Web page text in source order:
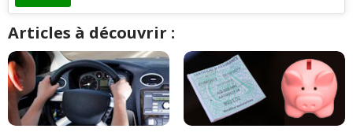
Articles à découvrir :